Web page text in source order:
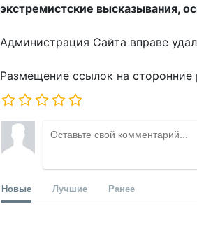
экстремистские высказывания,
Администрация Сайта вправе
Размещение ссылок на сторонние
Новые Лучшие Ранее